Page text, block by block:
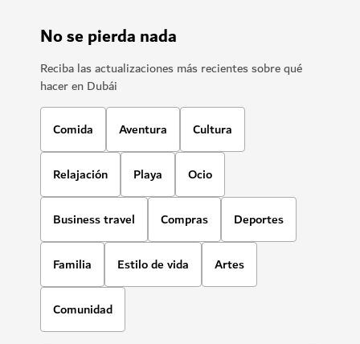
No se pierda nada
Reciba las actualizaciones más recientes sobre qué
hacer en Dubái
Comida Aventura Cultura
Relajación Playa Ocio
Business travel Compras Deportes
Familia Estilo de vida Artes
Comunidad